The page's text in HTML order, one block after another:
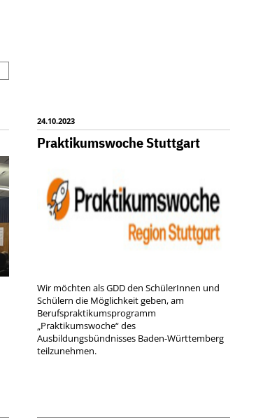
24.10.2023
Praktikumswoche Stuttgart
Wir möchten als GDD den SchülerInnen und
Schülern die Möglichkeit geben, am
Berufspraktikumsprogramm
„Praktikumswoche“ des
Ausbildungsbündnisses Baden-Württemberg
teilzunehmen.